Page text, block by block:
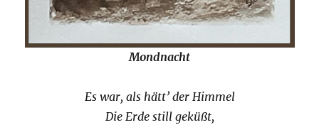
Mondnacht
Es war, als hätt’ der Himmel
Die Erde still geküßt,